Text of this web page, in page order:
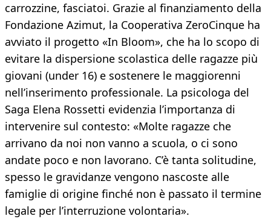
carrozzine, fasciatoi. Grazie al finanziamento della
Fondazione Azimut, la Cooperativa ZeroCinque ha
avviato il progetto «In Bloom», che ha lo scopo di
evitare la dispersione scolastica delle ragazze più
giovani (under 16) e sostenere le maggiorenni
nell’inserimento professionale. La psicologa del
Saga Elena Rossetti evidenzia l’importanza di
intervenire sul contesto: «Molte ragazze che
arrivano da noi non vanno a scuola, o ci sono
andate poco e non lavorano. C’è tanta solitudine,
spesso le gravidanze vengono nascoste alle
famiglie di origine finché non è passato il termine
legale per l’interruzione volontaria».